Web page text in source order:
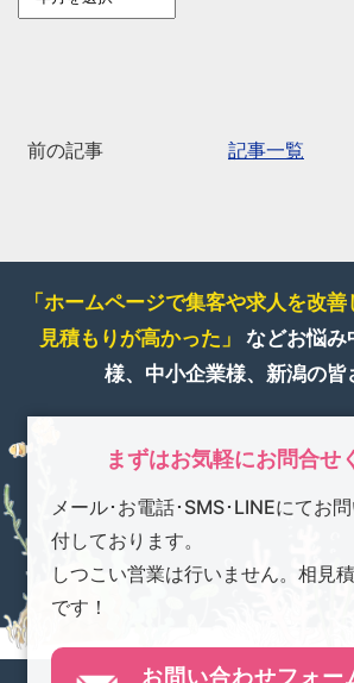
前の記事 記事一覧
「ホームページで集客や求人を改善
見積もりが高かった」 などお悩み
様、中小企業様、新潟の皆
まずはお気軽にお問合せ
メール･お電話･SMS･LINEにてお
付しております。
しつこい営業は行いません。相見
です！
お問い合わせフォー